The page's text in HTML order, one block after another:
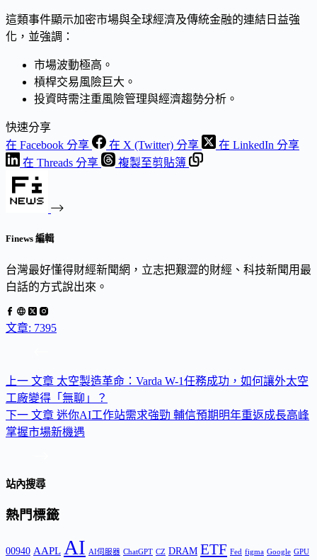
這類事件顯示加密市場與全球經濟及傳統金融的連結日益強
化，並強調：
市場波動極高。
槓桿交易風險巨大。
投資時需注重風險管理與經濟趨勢分析。
快速分享
在 Facebook 分享
在 X (Twitter) 分享
在 LinkedIn 分享
在 Threads 分享
複製至剪貼簿
Finews 編輯
台灣最好懂得財經新聞網，立志把艱澀的財經、科技新聞用最
白話的方式說出來。
文章: 7395
上一 文章 太空製造革命：Varda W-1任務成功，如何讓外太空
工廠變得「無聊」？
下一 文章 迷你AI工作站需求強勁 輔信預期明年重返成長高峰
掌握市場新機遇
站內搜尋
熱門標籤
00940 AAPL AI AI伺服器 ChatGPT CZ DRAM ETF Fed figma Google GPU